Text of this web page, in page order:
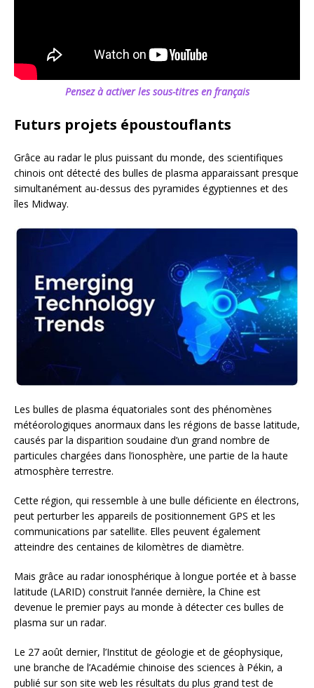
Pensez à activer les sous-titres en français
Futurs projets époustouflants
Grâce au radar le plus puissant du monde, des scientifiques
chinois ont détecté des bulles de plasma apparaissant presque
simultanément au-dessus des pyramides égyptiennes et des
îles Midway.
Les bulles de plasma équatoriales sont des phénomènes
météorologiques anormaux dans les régions de basse latitude,
causés par la disparition soudaine d’un grand nombre de
particules chargées dans l’ionosphère, une partie de la haute
atmosphère terrestre.
Cette région, qui ressemble à une bulle déficiente en électrons,
peut perturber les appareils de positionnement GPS et les
communications par satellite. Elles peuvent également
atteindre des centaines de kilomètres de diamètre.
Mais grâce au radar ionosphérique à longue portée et à basse
latitude (LARID) construit l’année dernière, la Chine est
devenue le premier pays au monde à détecter ces bulles de
plasma sur un radar.
Le 27 août dernier, l’Institut de géologie et de géophysique,
une branche de l’Académie chinoise des sciences à Pékin, a
publié sur son site web les résultats du plus grand test de